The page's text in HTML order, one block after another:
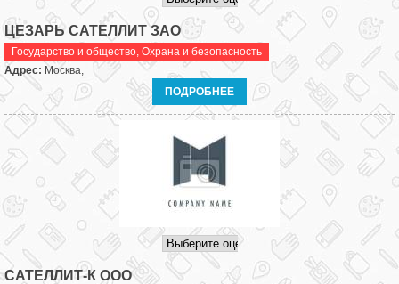
ЦЕЗАРЬ САТЕЛЛИТ ЗАО
Государство и общество, Охрана и безопасность
Адрес: Москва,
ПОДРОБНЕЕ
САТЕЛЛИТ-К ООО